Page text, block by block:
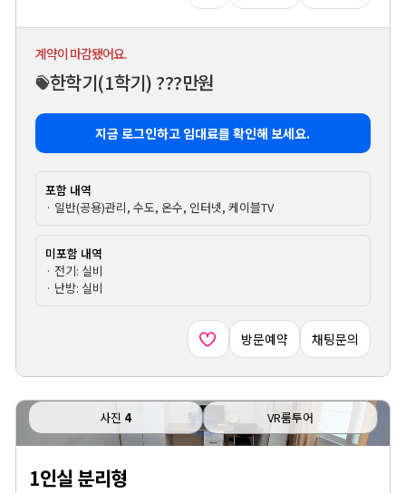
계약이 마감됐어요.
한학기(1학기) ???만원
지금 로그인하고 임대료를 확인해 보세요.
포함 내역
· 일반(공용)관리, 수도, 온수, 인터넷, 케이블TV
미포함 내역
· 전기: 실비
· 난방: 실비
방문예약 채팅문의
사진 4 VR룸투어
1인실 분리형